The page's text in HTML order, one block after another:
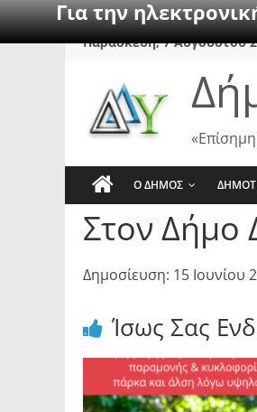
Για την
SkipΠαρασκευή, 7 Αυγούστου
Ο ΔΗΜΟΣ
Στον Δήμο
Δημοσίευση: 15 Ιουνίου
Ίσως Σας